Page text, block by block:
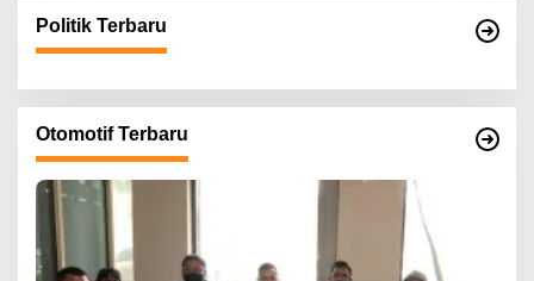
Politik Terbaru
Otomotif Terbaru